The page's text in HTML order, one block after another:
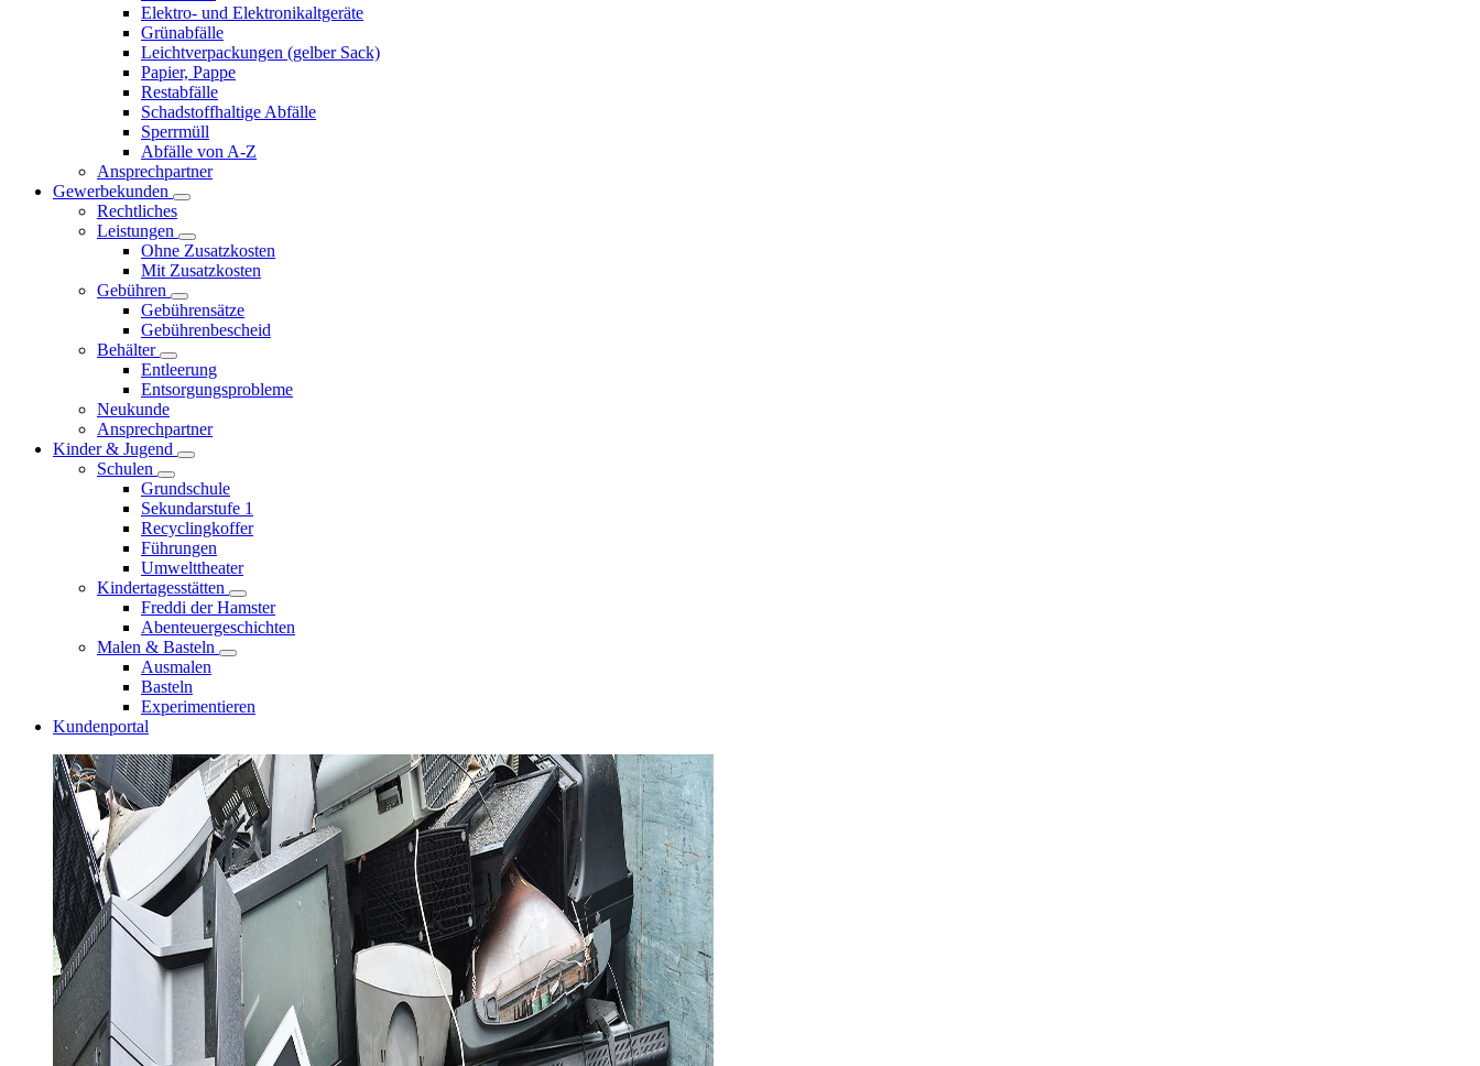
Elektro- und Elektronikaltgeräte
Grünabfälle
Leichtverpackungen (gelber Sack)
Papier, Pappe
Restabfälle
Schadstoffhaltige Abfälle
Sperrmüll
Abfälle von A-Z
Ansprechpartner
Gewerbekunden
Rechtliches
Leistungen
Ohne Zusatzkosten
Mit Zusatzkosten
Gebühren
Gebührensätze
Gebührenbescheid
Behälter
Entleerung
Entsorgungsprobleme
Neukunde
Ansprechpartner
Kinder & Jugend
Schulen
Grundschule
Sekundarstufe 1
Recyclingkoffer
Führungen
Umwelttheater
Kindertagesstätten
Freddi der Hamster
Abenteuergeschichten
Malen & Basteln
Ausmalen
Basteln
Experimentieren
Kundenportal